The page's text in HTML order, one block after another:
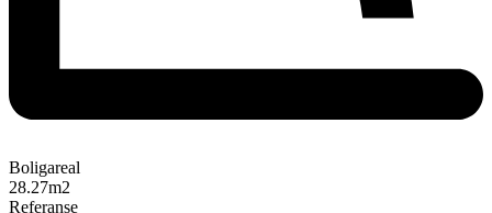
Boligareal
28.27m2
Referanse